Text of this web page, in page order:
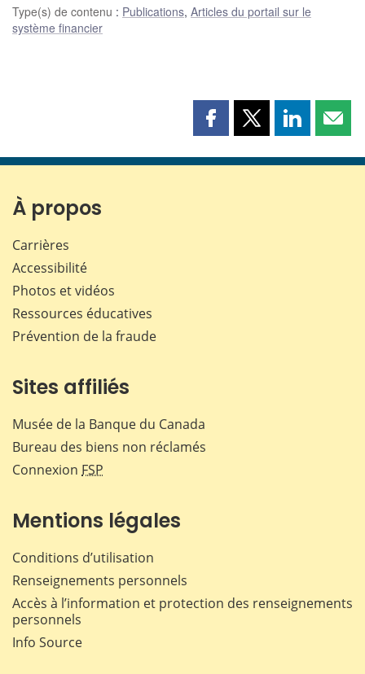
Type(s) de contenu : Publications, Articles du portail sur le
système financier
Partager
page
Partager
page
Partager
page page
À propos
Carrières
Accessibilité
Photos et vidéos
Ressources éducatives
Prévention de la fraude
Sites affiliés
Musée de la Banque du Canada
Bureau des biens non réclamés
Connexion FSP
Mentions légales
Conditions d’utilisation
Renseignements personnels
Accès à l’information et protection des renseignements
personnels
Info Source